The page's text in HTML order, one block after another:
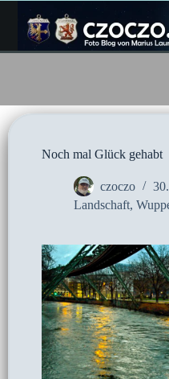
Inhalt
springen
Noch mal Glück gehabt
czoczo
Landschaft,